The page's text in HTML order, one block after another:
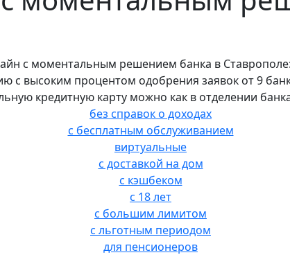
с моментальным решением банка в
с высоким процентом одобрения заявок от 9
кредитную карту можно как в отделении
без справок о доходах
с бесплатным обслуживанием
виртуальные
с доставкой на дом
с кэшбеком
с 18 лет
с большим лимитом
с льготным периодом
для пенсионеров